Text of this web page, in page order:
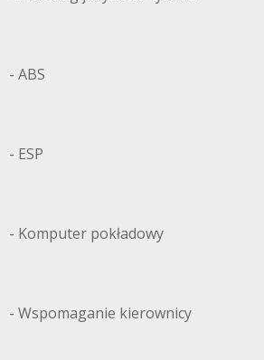
- ABS
- ESP
- Komputer pokładowy
- Wspomaganie kierownicy